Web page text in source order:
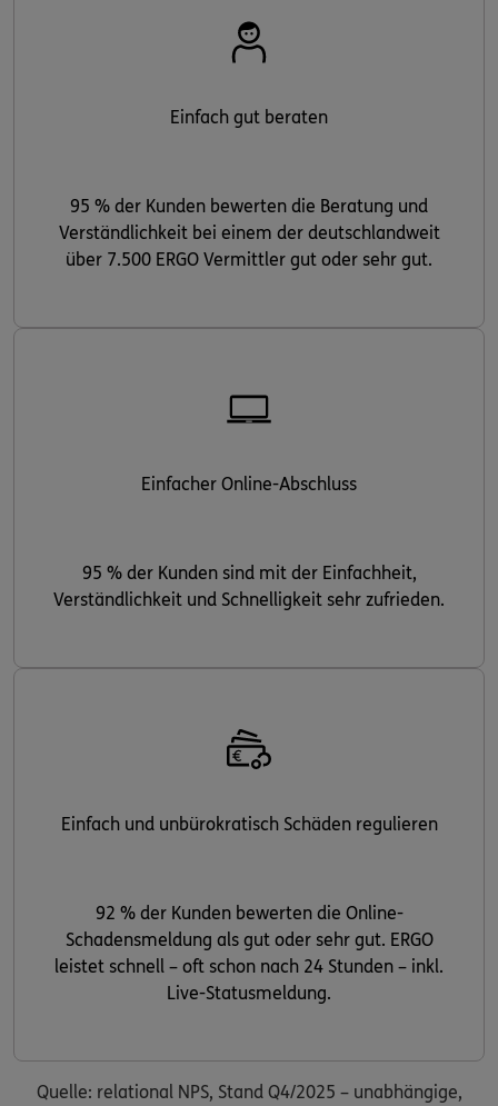
Einfach gut beraten
95 % der Kunden bewerten die Beratung und
Verständlichkeit bei einem der deutschlandweit
über 7.500 ERGO Vermittler gut oder sehr gut.
Einfacher Online-Abschluss
95 % der Kunden sind mit der Einfachheit,
Verständlichkeit und Schnelligkeit sehr zufrieden.
Einfach und unbürokratisch Schäden regulieren
92 % der Kunden bewerten die Online-
Schadensmeldung als gut oder sehr gut. ERGO
leistet schnell – oft schon nach 24 Stunden – inkl.
Live-Statusmeldung.
Quelle: relational NPS, Stand Q4/2025 – unabhängige,